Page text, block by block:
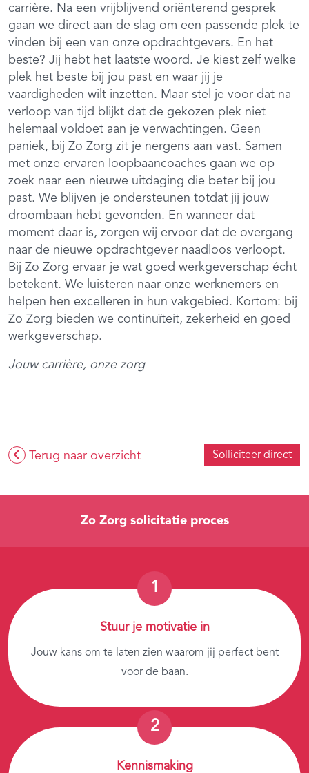
carrière. Na een vrijblijvend oriënterend gesprek
gaan we direct aan de slag om een passende plek te
vinden bij een van onze opdrachtgevers. En het
beste? Jij hebt het laatste woord. Je kiest zelf welke
plek het beste bij jou past en waar jij je
vaardigheden wilt inzetten. Maar stel je voor dat na
verloop van tijd blijkt dat de gekozen plek niet
helemaal voldoet aan je verwachtingen. Geen
paniek, bij Zo Zorg zit je nergens aan vast. Samen
met onze ervaren loopbaancoaches gaan we op
zoek naar een nieuwe uitdaging die beter bij jou
past. We blijven je ondersteunen totdat jij jouw
droombaan hebt gevonden. En wanneer dat
moment daar is, zorgen wij ervoor dat de overgang
naar de nieuwe opdrachtgever naadloos verloopt.
Bij Zo Zorg ervaar je wat goed werkgeverschap écht
betekent. We luisteren naar onze werknemers en
helpen hen excelleren in hun vakgebied. Kortom: bij
Zo Zorg bieden we continuïteit, zekerheid en goed
werkgeverschap.
Jouw carrière, onze zorg
Terug naar overzicht Solliciteer direct
Zo Zorg solicitatie proces
Stuur je motivatie in
Jouw kans om te laten zien waarom jij perfect bent
voor de baan.
Kennismaking